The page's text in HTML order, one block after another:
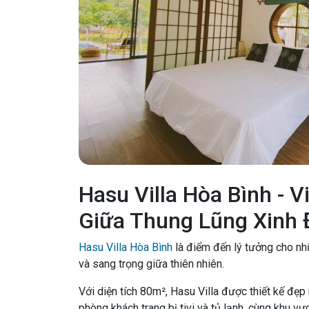
Hasu Villa Hòa Bình -
Giữa Thung Lũng Xinh
Hasu Villa Hòa Bình là điểm đến lý tưởng cho
và sang trọng giữa thiên nhiên.
Với diện tích 80m², Hasu Villa được thiết kế